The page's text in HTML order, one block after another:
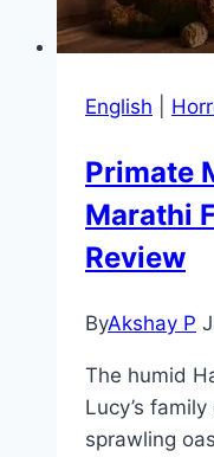
English
Primate
Marathi
Review
ByAkshay P
The humid
Lucy’s
sprawling